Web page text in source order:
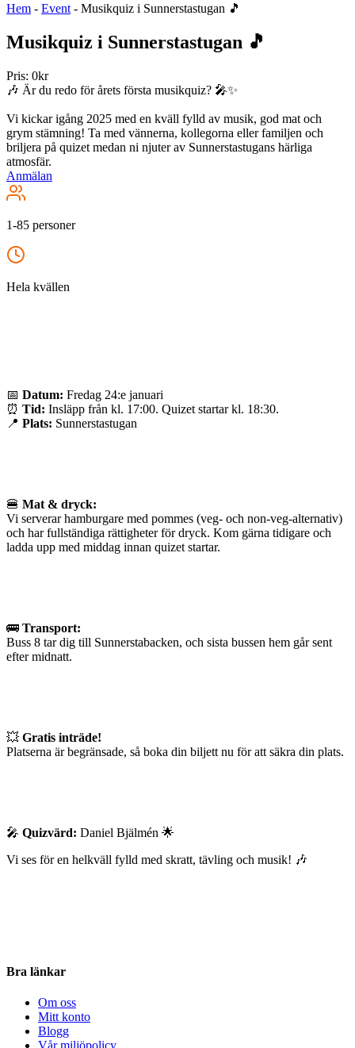
Hem - Event - Musikquiz i Sunnerstastugan 🎵
Musikquiz i Sunnerstastugan 🎵
Pris: 0kr
🎶 Är du redo för årets första musikquiz? 🎤✨
Vi kickar igång 2025 med en kväll fylld av musik, god mat och
grym stämning! Ta med vännerna, kollegorna eller familjen och
briljera på quizet medan ni njuter av Sunnerstastugans härliga
atmosfär.
Anmälan
1-85 personer
Hela kvällen
📅 Datum: Fredag 24:e januari
⏰ Tid: Insläpp från kl. 17:00. Quizet startar kl. 18:30.
📍 Plats: Sunnerstastugan
🍔 Mat & dryck:
Vi serverar hamburgare med pommes (veg- och non-veg-alternativ)
och har fullständiga rättigheter för dryck. Kom gärna tidigare och
ladda upp med middag innan quizet startar.
🚌 Transport:
Buss 8 tar dig till Sunnerstabacken, och sista bussen hem går sent
efter midnatt.
💥 Gratis inträde!
Platserna är begränsade, så boka din biljett nu för att säkra din plats.
🎤 Quizvärd: Daniel Bjälmén 🌟
Vi ses för en helkväll fylld med skratt, tävling och musik! 🎶
Bra länkar
Om oss
Mitt konto
Blogg